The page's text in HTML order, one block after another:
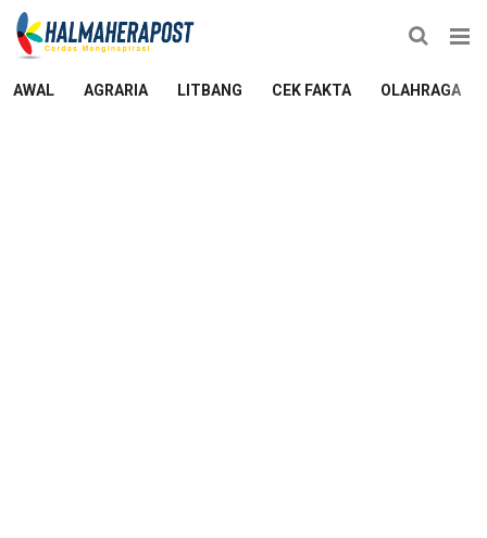
AWAL AGRARIA LITBANG CEK FAKTA OLAHRAGA